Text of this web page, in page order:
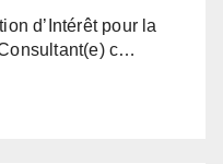
d’Intérêt pour la
c…